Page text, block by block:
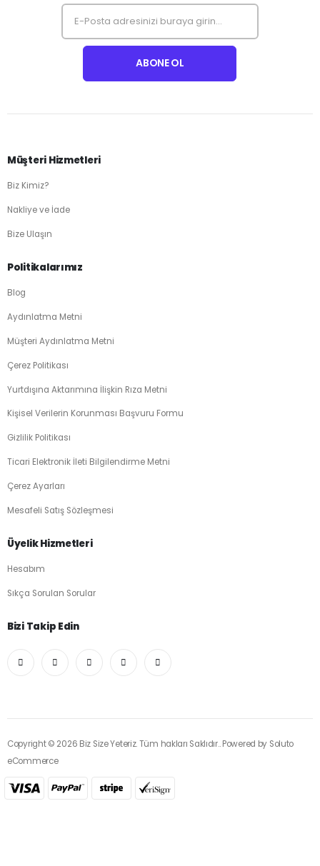
Müşteri Hizmetleri
Biz Kimiz?
Nakliye ve İade
Bize Ulaşın
Politikalarımız
Blog
Aydınlatma Metni
Müşteri Aydınlatma Metni
Çerez Politikası
Yurtdışına Aktarımına İlişkin Rıza Metni
Kişisel Verilerin Korunması Başvuru Formu
Gizlilik Politikası
Ticari Elektronik İleti Bilgilendirme Metni
Çerez Ayarları
Mesafeli Satış Sözleşmesi
Üyelik Hizmetleri
Hesabım
Sıkça Sorulan Sorular
Bizi Takip Edin
Copyright © 2026 Biz Size Yeteriz. Tüm hakları Saklıdır.. Powered by Soluto
eCommerce